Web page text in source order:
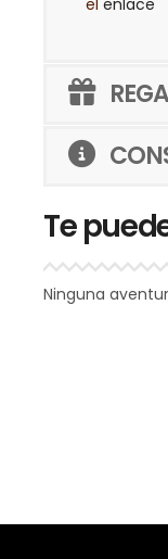
Te
Ninguna